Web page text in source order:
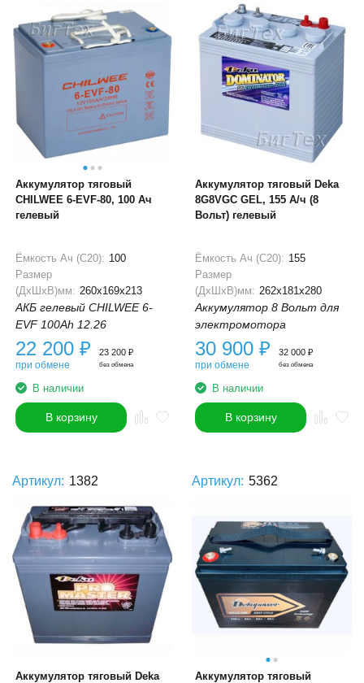
Аккумулятор тяговый
CHILWEE 6-EVF-80, 100 Ач
гелевый
Ёмкость Ач (С20): 100
Размер
(ДхШхВ)мм: 260x169x213
АКБ гелевый CHILWEE 6-
EVF 100Ah 12.26
22 200 ₽
при обмене
23 200 ₽
без обмена
В наличии
В корзину
Аккумулятор тяговый Deka
8G8VGC GEL, 155 А/ч (8
Вольт) гелевый
Ёмкость Ач (С20): 155
Размер
(ДхШхВ)мм: 262x181x280
Аккумулятор 8 Вольт для
электромотора
30 900 ₽
при обмене
32 000 ₽
без обмена
В наличии
В корзину
Артикул: 1382
Аккумулятор тяговый Deka
Артикул: 5362
Аккумулятор тяговый